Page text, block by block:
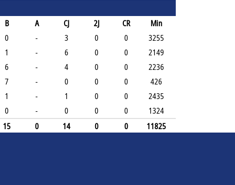
B A CJ 2J CR
Min
0 - 3 0 0
3255
1 - 6 0 0
2149
6 - 4 0 0
2236
7 - 0 0 0
426
1 - 1 0 0
2435
0 - 0 0 0
1324
15 0 14 0 0 11825